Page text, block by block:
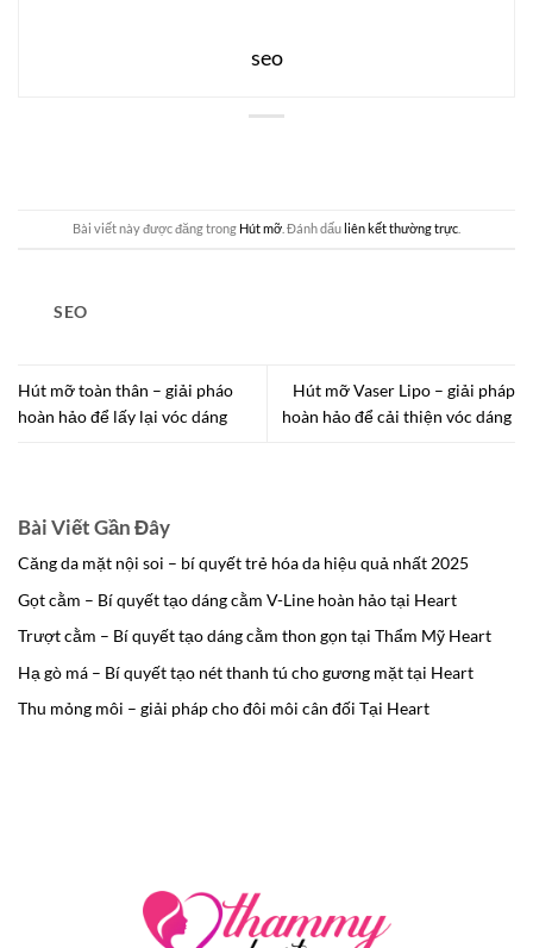
seo
Bài viết này được đăng trong Hút mỡ . Đánh dấuliên kết thường trực
SEO
Hút mỡ toàn thân – giải pháo
hoàn hảo để lấy lại vóc dáng
Hút mỡ Vaser Lipo – giải pháp
hoàn hảo để cải thiện vóc dáng
Bài Viết Gần Đây
Căng da mặt nội soi – bí quyết trẻ hóa da hiệu quả nhất 2025
Gọt cằm – Bí quyết tạo dáng cằm V-Line hoàn hảo tại Heart
Trượt cằm – Bí quyết tạo dáng cằm thon gọn tại Thẩm Mỹ Heart
Hạ gò má – Bí quyết tạo nét thanh tú cho gương mặt tại Heart
Thu mỏng môi – giải pháp cho đôi môi cân đối Tại Heart